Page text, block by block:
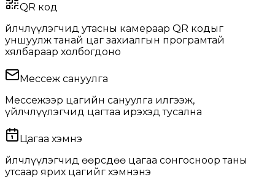
QR код
Үйлчлүүлэгчид утасны камераар QR кодыг
уншуулж танай цаг захиалгын програмтай
хялбараар холбогдоно
Мессеж сануулга
Мессежээр цагийн сануулга илгээж,
үйлчлүүлэгчид цагтаа ирэхэд тусална
Цагаа хэмнэ
Үйлчлүүлэгчид өөрсдөө цагаа сонгосноор таны
утсаар ярих цагийг хэмнэнэ